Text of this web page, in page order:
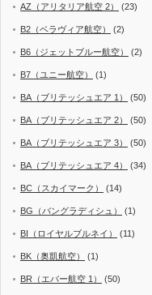
AZ（アリタリア航空 2） (23)
B2（ベラヴィア航空） (2)
B6（ジェットブルー航空） (2)
B7（ユニー航空） (1)
BA（ブリテッシュエア 1） (50)
BA（ブリテッシュエア 2） (50)
BA（ブリテッシュエア 3） (50)
BA（ブリテッシュエア 4） (34)
BC（スカイマーク） (14)
BG（バングラディシュ） (1)
BI（ロイヤルブルネイ） (11)
BK（奥凱航空） (1)
BR（エバー航空 1） (50)